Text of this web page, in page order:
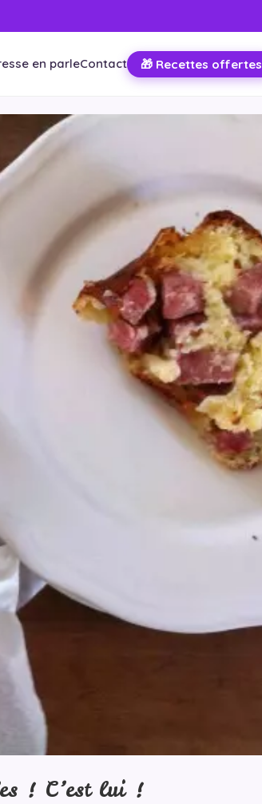
en parleContact 🎁 Recettes offertes
! C’est lui !